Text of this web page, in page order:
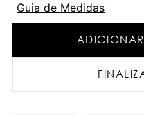
Guia de Medidas